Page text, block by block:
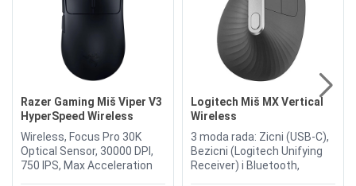
Razer Gaming Miš Viper V3
HyperSpeed Wireless
Wireless, Focus Pro 30K
Optical Sensor, 30000 DPI,
750 IPS, Max Acceleration
Logitech Miš MX Vertical
Wireless
3 moda rada: Zicni (USB-C),
Bezicni (Logitech Unifying
Receiver) i Bluetooth,